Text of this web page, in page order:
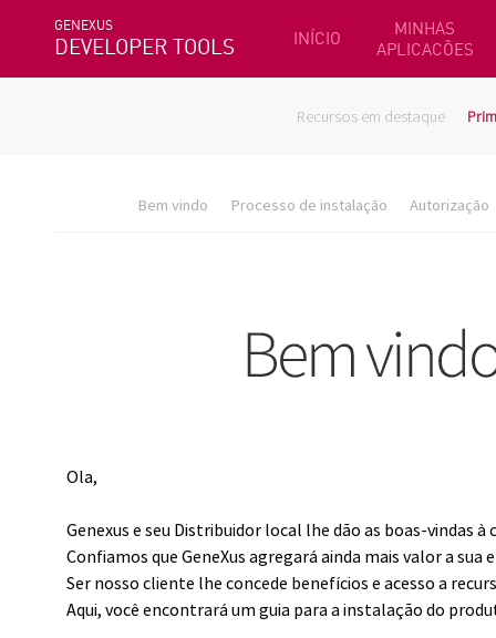
GENEXUS
DEVELOPER TOOLS INÍCIO
MINHAS
APLICACÕES
Recursos em destaque
Bem vindo Processo de instalação Autorização
Ola,
Genexus e seu Distribuidor local lhe dão as boas-vindas à
Confiamos que GeneXus agregará ainda mais valor a
Ser nosso cliente lhe concede benefícios e acesso a
Aqui, você encontrará um guia para a instalação do